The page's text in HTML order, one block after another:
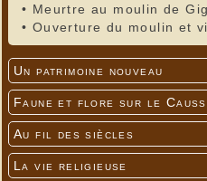
• Meurtre au moulin de
• Ouverture du moulin et
Un patrimoine nouveau
Faune et flore sur le
Au fil des siècles
La vie religieuse